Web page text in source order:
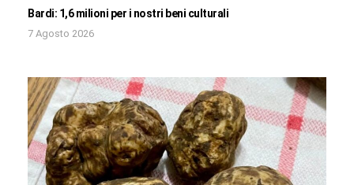
Bardi: 1,6 milioni per i nostri beni culturali
7 Agosto 2026